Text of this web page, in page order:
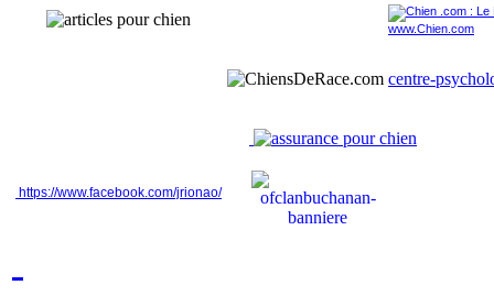
www.Chien.com
centre-
https://www.facebook.com/jrionao/